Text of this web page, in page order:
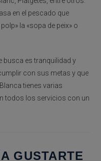
en el pescado que
la «sopa de peix» o
busca es tranquilidad y
con sus metas y que
tienes varias
todos los servicios con un
GUSTARTE